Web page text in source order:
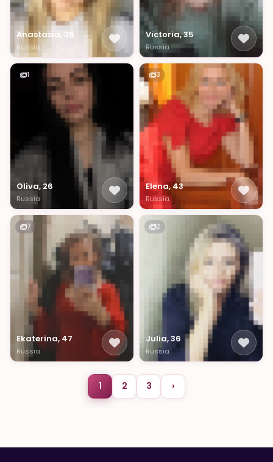
Anastasia, 35
Russia
Victoria, 35
Russia
1
Oliva, 26
Russia
3
Elena, 43
Russia
7
Ekaterina, 47
Russia
2
Julia, 36
Russia
1 2 3 ›